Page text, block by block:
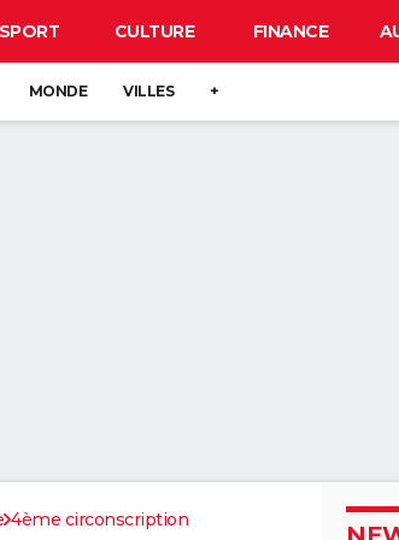
SPORT CULTURE FINANCE
MONDE VILLES +
4ème circonscription